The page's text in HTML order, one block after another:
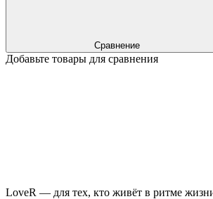
Сравнение
Добавьте товары для сравнения
LoveR — для тех, кто живёт в ритме